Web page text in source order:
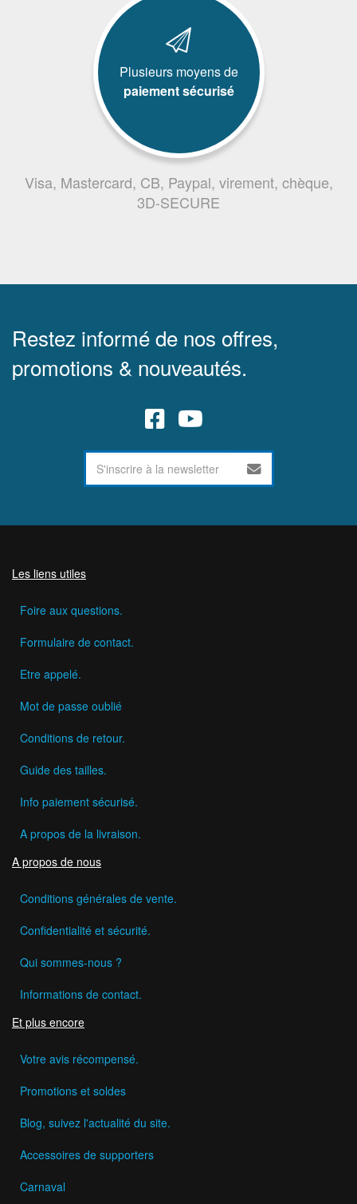
Plusieurs moyens de
paiement sécurisé
Visa, Mastercard, CB, Paypal, virement, chèque,
3D-SECURE
Restez informé de nos offres,
promotions & nouveautés.
Les liens utiles
Foire aux questions.
Formulaire de contact.
Etre appelé.
Mot de passe oublié
Conditions de retour.
Guide des tailles.
Info paiement sécurisé.
A propos de la livraison.
A propos de nous
Conditions générales de vente.
Confidentialité et sécurité.
Qui sommes-nous ?
Informations de contact.
Et plus encore
Votre avis récompensé.
Promotions et soldes
Blog, suivez l'actualité du site.
Accessoires de supporters
Carnaval